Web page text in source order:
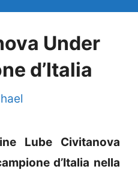
Under
d’Italia
Lube Civitanova
d’Italia nella